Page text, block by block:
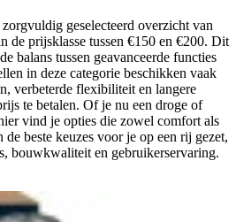
geselecteerd overzicht van
de prijsklasse tussen €150 en €200. Dit
balans tussen geavanceerde functies
in deze categorie beschikken vaak
verbeterde flexibiliteit en langere
te betalen. Of je nu een droge of
vind je opties die zowel comfort als
de beste keuzes voor je op een rij gezet,
bouwkwaliteit en gebruikerservaring.